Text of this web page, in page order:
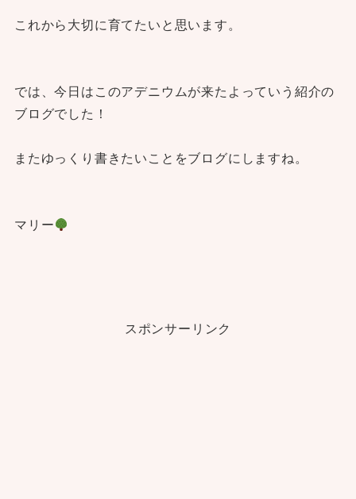
これから大切に育てたいと思います。
では、今日はこのアデニウムが来たよっていう紹介の
ブログでした！
またゆっくり書きたいことをブログにしますね。
マリー
スポンサーリンク